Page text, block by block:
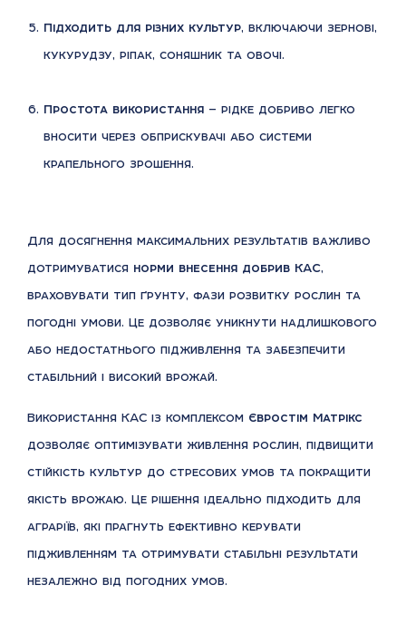
Підходить для різних культур, включаючи зернові,
кукурудзу, ріпак, соняшник та овочі.
Простота використання — рідке добриво легко
вносити через обприскувачі або системи
крапельного зрошення.
Для досягнення максимальних результатів важливо
дотримуватися норми внесення добрив КАС,
враховувати тип ґрунту, фази розвитку рослин та
погодні умови. Це дозволяє уникнути надлишкового
або недостатнього підживлення та забезпечити
стабільний і високий врожай.
Використання КАС із комплексом Євростім Матрікс
дозволяє оптимізувати живлення рослин, підвищити
стійкість культур до стресових умов та покращити
якість врожаю. Це рішення ідеально підходить для
аграріїв, які прагнуть ефективно керувати
підживленням та отримувати стабільні результати
незалежно від погодних умов.